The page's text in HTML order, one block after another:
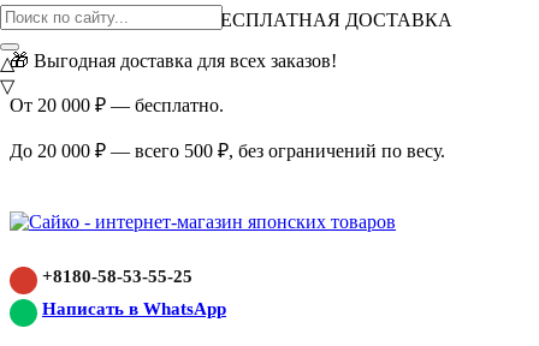
ВНИМАНИЕ АКЦИЯ!
БЕСПЛАТНАЯ ДОСТАВКА
🎁 Выгодная доставка для всех заказов!
От 20 000 ₽ — бесплатно.
До 20 000 ₽ — всего 500 ₽, без ограничений по весу.
+8180-58-53-55-25
Написать в WhatsApp
△
▽